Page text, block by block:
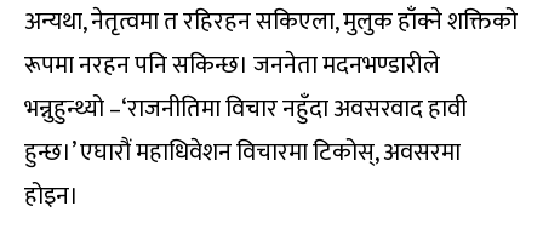
अन्यथा, नेतृत्वमा त रहिरहन सकिएला, मुलुक हाँक्ने शक्तिको
रूपमा नरहन पनि सकिन्छ। जननेता मदनभण्डारीले
भन्नुहुन्थ्यो –‘राजनीतिमा विचार नहुँदा अवसरवाद हावी
हुन्छ।’ एघारौं महाधिवेशन विचारमा टिकोस्, अवसरमा
होइन।